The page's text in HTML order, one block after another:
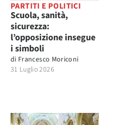
PARTITI E POLITICI
Scuola, sanità,
sicurezza:
l’opposizione insegue
i simboli
di Francesco Moriconi
31 Luglio 2026